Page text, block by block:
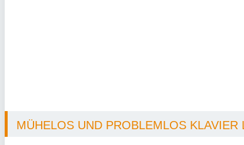
MÜHELOS UND PROBLEMLOS